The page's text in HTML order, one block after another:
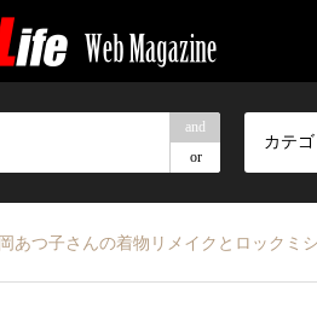
and
or
カテ
岡あつ子さんの着物リメイクとロックミ